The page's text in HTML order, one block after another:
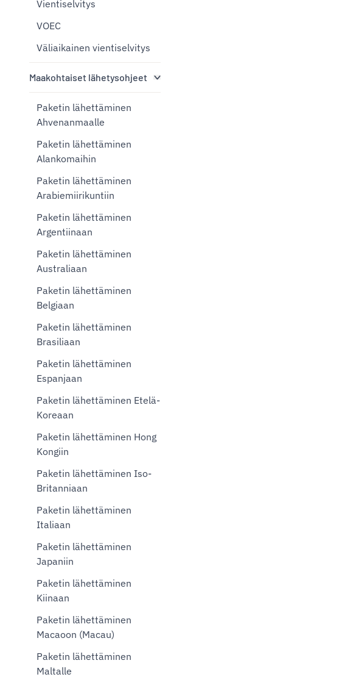
Vientiselvitys
VOEC
Väliaikainen vientiselvitys
Maakohtaiset lähetysohjeet
Paketin lähettäminen
Ahvenanmaalle
Paketin lähettäminen
Alankomaihin
Paketin lähettäminen
Arabiemiirikuntiin
Paketin lähettäminen
Argentiinaan
Paketin lähettäminen
Australiaan
Paketin lähettäminen
Belgiaan
Paketin lähettäminen
Brasiliaan
Paketin lähettäminen
Espanjaan
Paketin lähettäminen Etelä-
Koreaan
Paketin lähettäminen Hong
Kongiin
Paketin lähettäminen Iso-
Britanniaan
Paketin lähettäminen
Italiaan
Paketin lähettäminen
Japaniin
Paketin lähettäminen
Kiinaan
Paketin lähettäminen
Macaoon (Macau)
Paketin lähettäminen
Maltalle